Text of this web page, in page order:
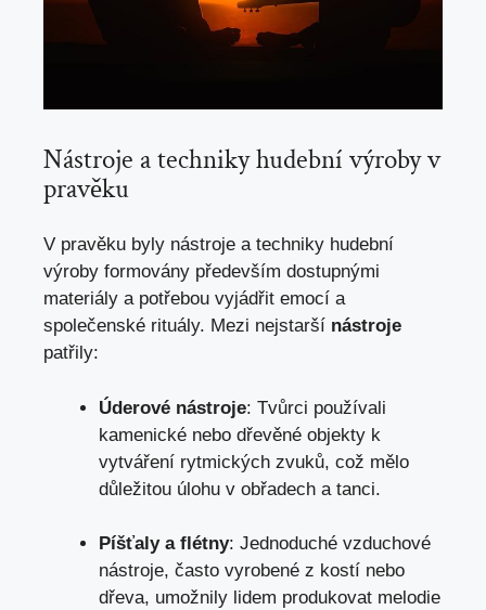
Nástroje a techniky hudební výroby v
pravěku
V pravěku byly nástroje a techniky hudební
výroby formovány především dostupnými
materiály a potřebou vyjádřit ‌emocí a
společenské rituály. Mezi nejstarší nástroje
patřily:
Úderové nástroje: Tvůrci používali
kamenické nebo dřevěné‌ objekty k
vytváření rytmických zvuků, ‌což mělo
důležitou úlohu v obřadech a tanci.
Píšťaly a⁢ flétny: Jednoduché vzduchové
nástroje, často vyrobené z kostí nebo
dřeva, umožnily lidem produkovat melodie